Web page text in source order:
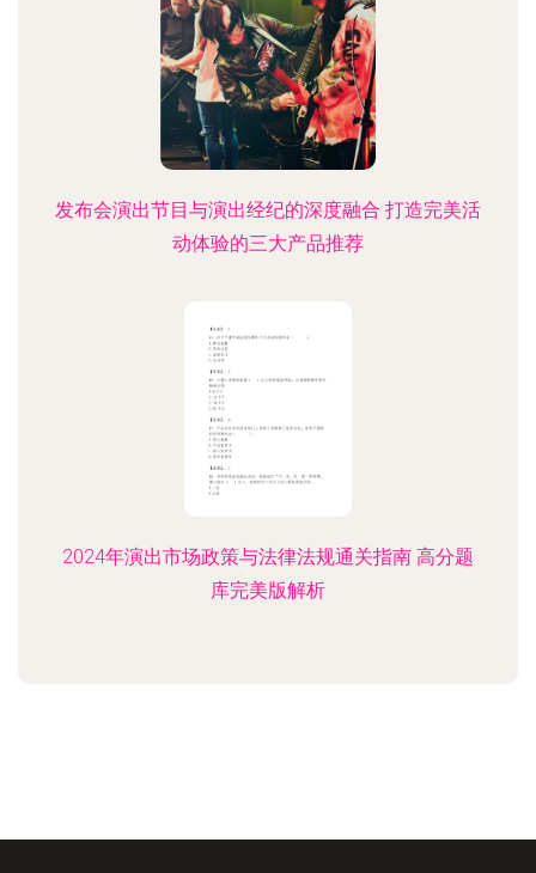
发布会演出节目与演出经纪的深度融合 打造完美活
动体验的三大产品推荐
2024年演出市场政策与法律法规通关指南 高分题
库完美版解析